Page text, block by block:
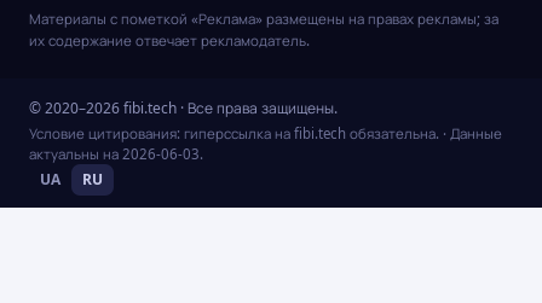
Материалы с пометкой «Реклама» размещены на правах рекламы; за
их содержание отвечает рекламодатель.
© 2020–2026 fibi.tech · Все права защищены.
Условие цитирования: гиперссылка на fibi.tech обязательна. · Данные
актуальны на 2026-06-03.
UA RU